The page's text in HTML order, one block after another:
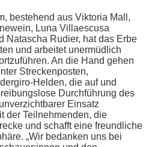
bestehend aus Viktoria Mall,
Luna Villaescusa
Natascha Rudier, hat das Erbe
und arbeitet unermüdlich
An die Hand gehen
Streckenposten,
Helden, die auf und
Durchführung des
Einsatz
der Teilnehmenden, die
und schafft eine freundliche
„Wir bedanken uns bei